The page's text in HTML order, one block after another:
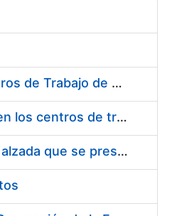
Suministro de Protectores Auditivos a medida para las personas trabajadoras de los Centros de Trabajo de Madrid y Burgos
Suministro de gafas graduadas antiproyecciones para los trabajadores de la FNMT-RCM en los centros de trabajo de Madrid y Burgos
Servicios de una empresa externa para el asesoramiento y resolución de los recursos de alzada que se presentan relacionados con procesos de selección para la FNMT-RCM